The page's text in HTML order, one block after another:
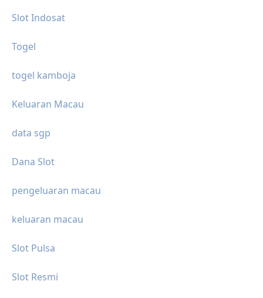
Slot Indosat
Togel
togel kamboja
Keluaran Macau
data sgp
Dana Slot
pengeluaran macau
keluaran macau
Slot Pulsa
Slot Resmi